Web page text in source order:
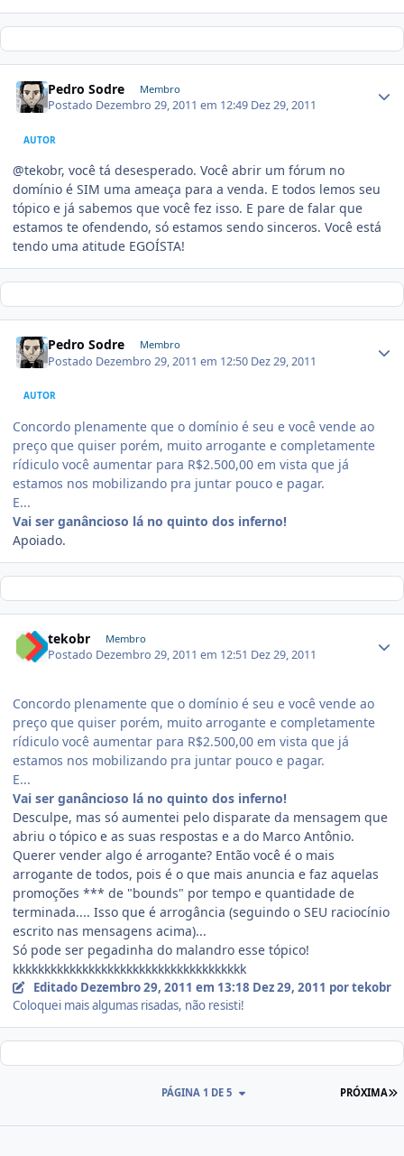
Pedro Sodre Membro
Postado Dezembro 29, 2011 em 12:49 Dez 29, 2011
AUTOR
@tekobr, você tá desesperado. Você abrir um fórum no
domínio é SIM uma ameaça para a venda. E todos lemos seu
tópico e já sabemos que você fez isso. E pare de falar que
estamos te ofendendo, só estamos sendo sinceros. Você está
tendo uma atitude EGOÍSTA!
Pedro Sodre Membro
Postado Dezembro 29, 2011 em 12:50 Dez 29, 2011
AUTOR
Concordo plenamente que o domínio é seu e você vende ao
preço que quiser porém, muito arrogante e completamente
rídiculo você aumentar para R$2.500,00 em vista que já
estamos nos mobilizando pra juntar pouco e pagar.
E...
Vai ser ganâncioso lá no quinto dos inferno!
Apoiado.
tekobr Membro
Postado Dezembro 29, 2011 em 12:51 Dez 29, 2011
Concordo plenamente que o domínio é seu e você vende ao
preço que quiser porém, muito arrogante e completamente
rídiculo você aumentar para R$2.500,00 em vista que já
estamos nos mobilizando pra juntar pouco e pagar.
E...
Vai ser ganâncioso lá no quinto dos inferno!
Desculpe, mas só aumentei pelo disparate da mensagem que
abriu o tópico e as suas respostas e a do Marco Antônio.
Querer vender algo é arrogante? Então você é o mais
arrogante de todos, pois é o que mais anuncia e faz aquelas
promoções *** de "bounds" por tempo e quantidade de
terminada.... Isso que é arrogância (seguindo o SEU raciocínio
escrito nas mensagens acima)...
Só pode ser pegadinha do malandro esse tópico!
kkkkkkkkkkkkkkkkkkkkkkkkkkkkkkkkkkkkk
Editado Dezembro 29, 2011 em 13:18 Dez 29, 2011 por tekobr
Coloquei mais algumas risadas, não resisti!
PRÓXIMA
PÁGINA 1 DE 5